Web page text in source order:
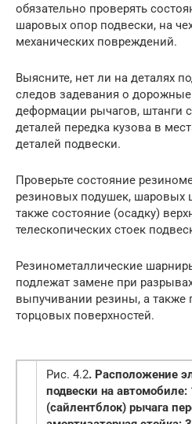
обязательно проверять
шаровых опор подвески, на
механических повреждений.
Выясните, нет ли на деталях
следов задевания о дорожные
деформации рычагов, штанги
деталей передка кузова в
деталей подвески.
Проверьте состояние
резиновых подушек, шаровых
также состояние (осадку)
телескопических стоек
Резинометаллические
подлежат замене при
выпучивании резины, а также
торцовых поверхностей.
Рис. 4.2. Расположение
подвески на
(сайлентблок) рычага